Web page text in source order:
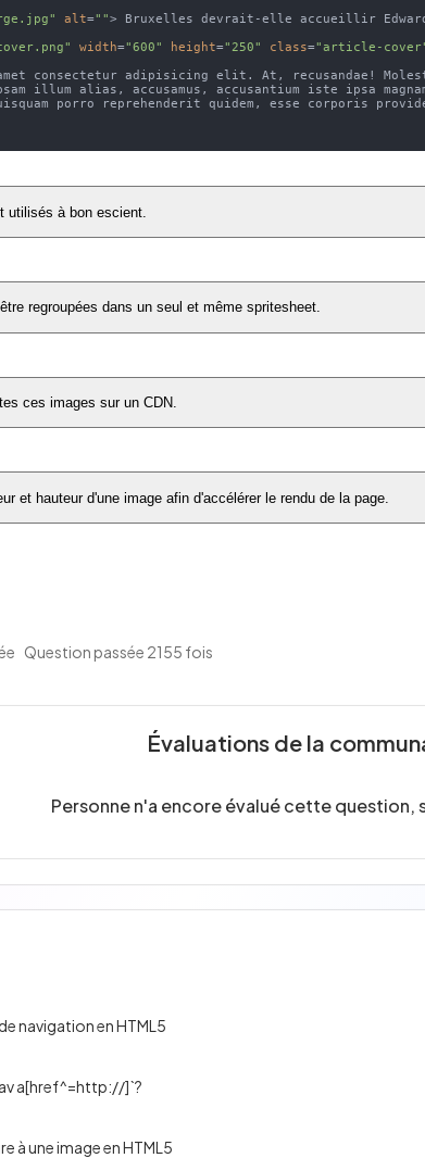
alt=""> Bruxelles devrait-elle accueillir Edward
width="600" height="250" class="article-
consectetur adipisicing elit. At, recusandae!
illum alias, accusamus, accusantium iste ipsa
porro reprehenderit quidem, esse corporis
utilisés à bon escient.
regroupées dans un seul et même spritesheet.
ces images sur un CDN.
et hauteur d'une image afin d'accélérer le rendu de la page.
Question passée 2155 fois
Évaluations de la
Personne n'a encore évalué cette question,
navigation en HTML5
a[href^=http://]`?
à une image en HTML5